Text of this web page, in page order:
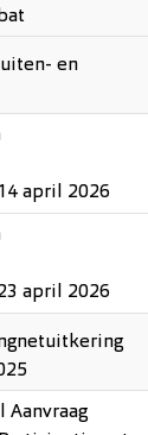
en
april 2026
april 2026
Aanvraag